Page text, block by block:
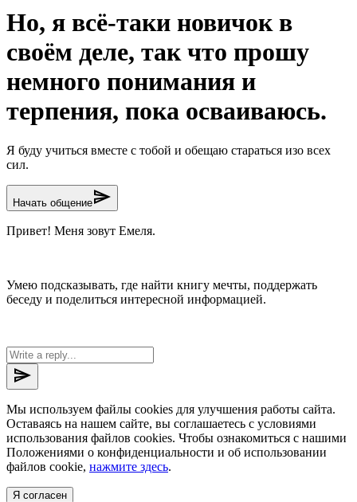
Но, я всё-таки новичок в
своём деле, так что прошу
немного понимания и
терпения, пока осваиваюсь.
Я буду учиться вместе с тобой и обещаю стараться изо всех
сил.
Начать общениеsend
Привет! Меня зовут Емеля.
Умею подсказывать, где найти книгу мечты, поддержать
беседу и поделиться интересной информацией.
send
Мы используем файлы cookies для улучшения работы сайта.
Оставаясь на нашем сайте, вы соглашаетесь с условиями
использования файлов cookies. Чтобы ознакомиться с нашими
Положениями о конфиденциальности и об использовании
файлов cookie, нажмите здесь.
Я согласен